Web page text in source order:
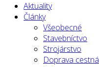
Aktuality
Články
Všeobecné
Stavebníctvo
Strojárstvo
Doprava cestná